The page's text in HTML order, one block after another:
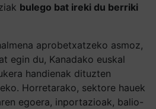
bulego bat ireki du berriki
aprobetxatzeko asmoz,
egin du, Kanadako euskal
handienak dituzten
Horretarako, sektore hauek
egoera, inportazioak, balio-